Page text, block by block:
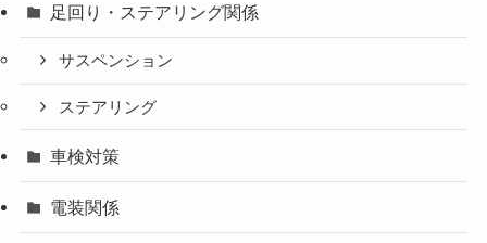
足回り・ステアリング関係
サスペンション
ステアリング
車検対策
電装関係